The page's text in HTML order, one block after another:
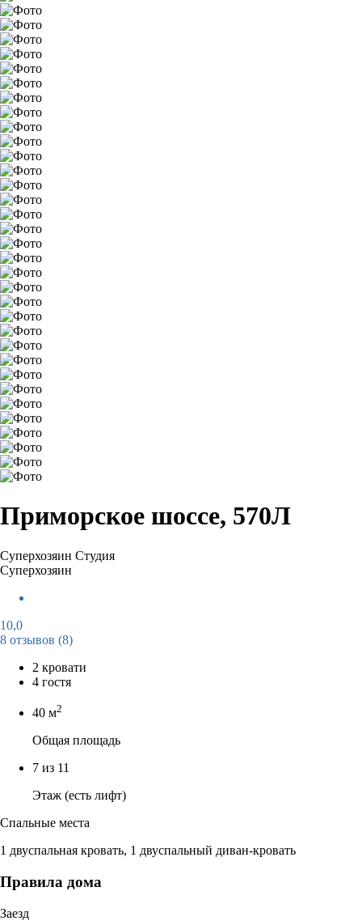
Приморское шоссе, 570Л
Суперхозяин Студия
Суперхозяин
10,0
8 отзывов (8)
2 кровати
4 гостя
40 м2
Общая площадь
7 из 11
Этаж (есть лифт)
Спальные места
1 двуспальная кровать, 1 двуспальный диван-кровать
Правила дома
Заезд